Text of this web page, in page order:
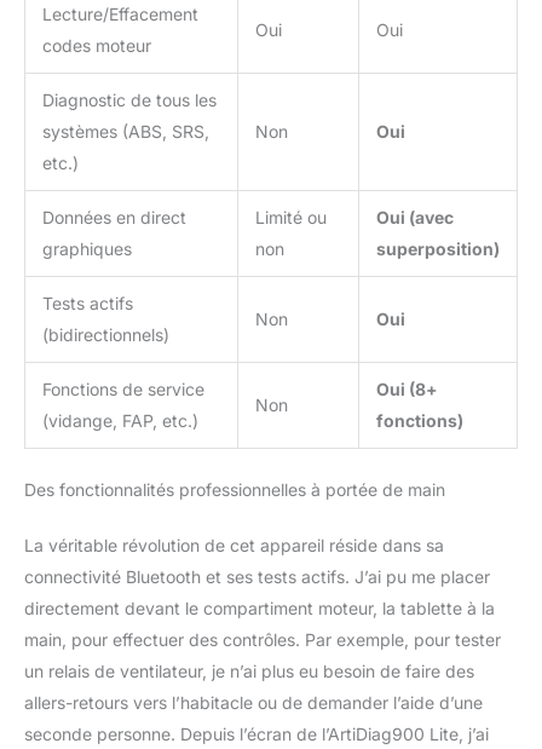
haut de gamme : l'outil
AD900 Lite fournit un
conseils de réparation
un diagnostic plus
simple et plus rapide. Il
permet également le tri
données, les flux de
arrêts sur image et les
flux en temps réel pour
une analyse et un
précis. Expérience de
d'analyse AD900 Lite est
livré avec un Bluetooth
5.0 VCI, prenant en
charge une portée de
diagnostic sans fil allant
jusqu'à 10 mètres, vous
permettant de
diagnostiquer sans être
Lecture/Effacement
codes moteur
Oui Oui
Diagnostic de tous les
systèmes (ABS, SRS,
etc.)
Non Oui
Données en direct
graphiques
Limité ou
non
Oui (avec
superposition)
Tests actifs
(bidirectionnels)
Non Oui
Fonctions de service
(vidange, FAP, etc.)
Non
Oui (8+
fonctions)
Des fonctionnalités professionnelles à portée de main
La véritable révolution de cet appareil réside dans sa
connectivité Bluetooth et ses tests actifs. J’ai pu me placer
directement devant le compartiment moteur, la tablette à la
main, pour effectuer des contrôles. Par exemple, pour tester
un relais de ventilateur, je n’ai plus eu besoin de faire des
allers-retours vers l’habitacle ou de demander l’aide d’une
seconde personne. Depuis l’écran de l’ArtiDiag900 Lite, j’ai